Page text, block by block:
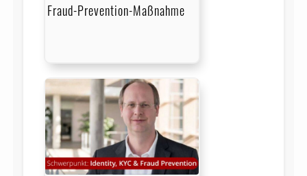
Fraud-Prevention-Maßnahme